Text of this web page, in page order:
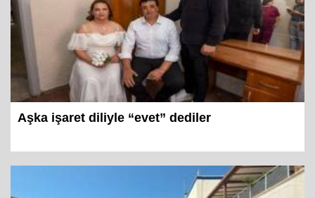
Aşka işaret diliyle “evet” dediler